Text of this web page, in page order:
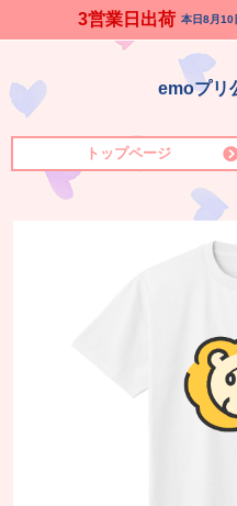
3営業日出荷 本日8月10
emoプリ
トップページ